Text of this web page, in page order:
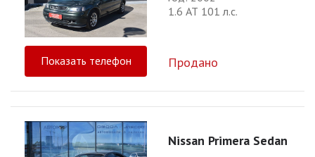
1.6 АТ 101 л.с.
Показать телефон Продано
Nissan Primera Sedan